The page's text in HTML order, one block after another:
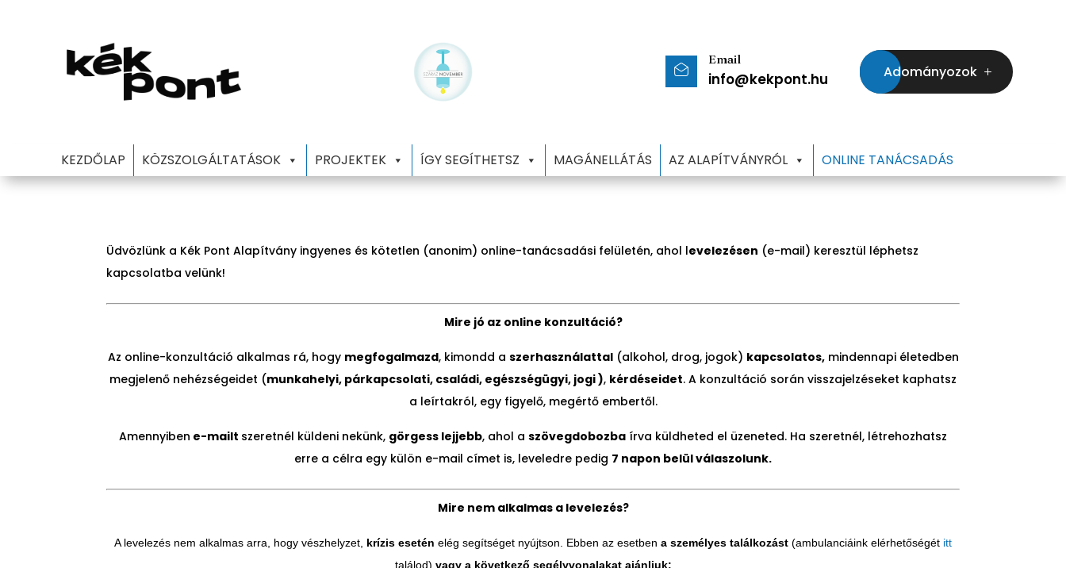
Email
info@kekpont.hu Adományozok
KEZDŐLAP KÖZSZOLGÁLTATÁSOK PROJEKTEK ÍGY SEGÍTHETSZ MAGÁNELLÁTÁS AZ ALAPÍTVÁNYRÓL ONLINE TANÁCSADÁS
Üdvözlünk a Kék Pont Alapítvány ingyenes és kötetlen (anonim) online-tanácsadási felületén, ahol levelezésen (e-mail) keresztül léphetsz
kapcsolatba velünk!
Mire jó az online konzultáció?
Az online-konzultáció alkalmas rá, hogy megfogalmazd, kimondd a szerhasználattal(alkohol, drog, jogok) kapcsolatos,mindennapi életedben
megjelenő nehézségeidet (munkahelyi, párkapcsolati, családi, egészségügyi, jogi ), kérdéseidet. A konzultáció során visszajelzéseket kaphatsz
a leírtakról, egy figyelő, megértő embertől.
Amennyiben e-mailt szeretnél küldeni nekünk, görgess lejjebb, ahol a szövegdobozba írva küldheted el üzeneted. Ha szeretnél, létrehozhatsz
erre a célra egy külön e-mail címet is, leveledre pedig 7 napon belül válaszolunk.
Mire nem alkalmas a levelezés?
A levelezés nem alkalmas arra, hogy vészhelyzet, krízis esetén elég segítséget nyújtson. Ebben az esetben a személyes találkozást (ambulanciáink elérhetőségét itt
találod) vagy a következő segélyvonalakat ajánljuk: